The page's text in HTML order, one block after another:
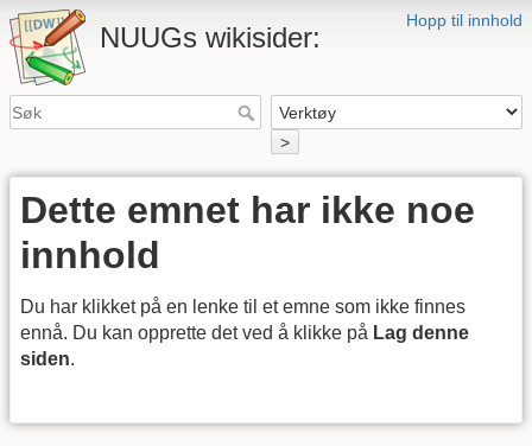
Hopp til innhold
NUUGs wikisider:
>
Dette emnet har ikke noe
innhold
Du har klikket på en lenke til et emne som ikke finnes
ennå. Du kan opprette det ved å klikke på Lag denne
siden.